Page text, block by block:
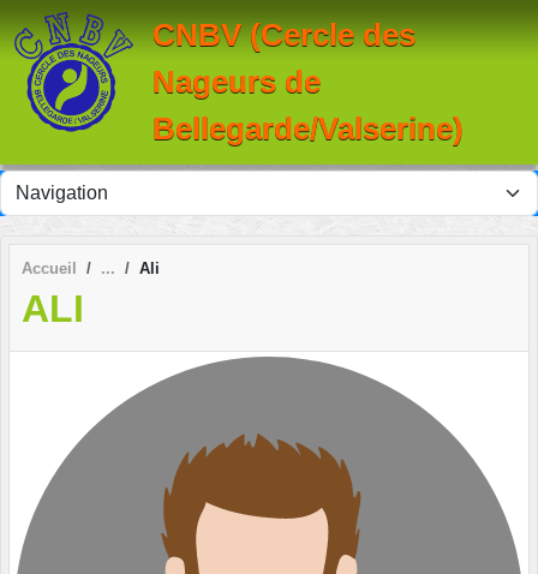
CNBV (Cercle des
Nageurs de
Bellegarde/Valserine)
Accueil Ali
ALI
Panneau de gestion des cookies